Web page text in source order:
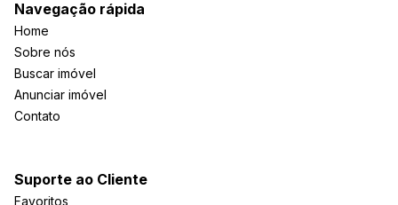
Navegação rápida
Home
Sobre nós
Buscar imóvel
Anunciar imóvel
Contato
Suporte ao Cliente
Favoritos